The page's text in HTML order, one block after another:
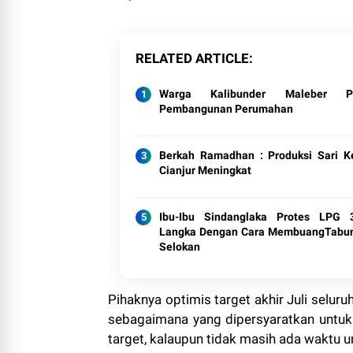
RELATED ARTICLE
Warga Kalibunder Maleber
Pembangunan Perumahan
Berkah Ramadhan : Produksi Sari
Cianjur Meningkat
Ibu-Ibu Sindanglaka Protes LPG
Langka Dengan Cara
Selokan
Pihaknya optimis target akhir Juli
sebagaimana yang dipersyaratkan
target, kalaupun tidak masih ada waktu